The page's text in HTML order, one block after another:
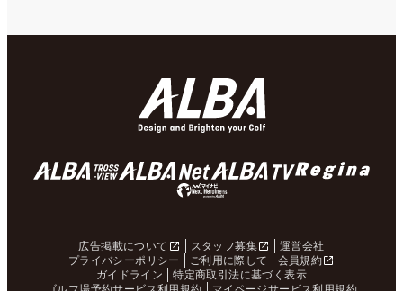
広告掲載について スタッフ募集
運営会社
プライバシーポリシー
ご利用に際して
会員規約
ガイドライン
特定商取引法に基づく表示